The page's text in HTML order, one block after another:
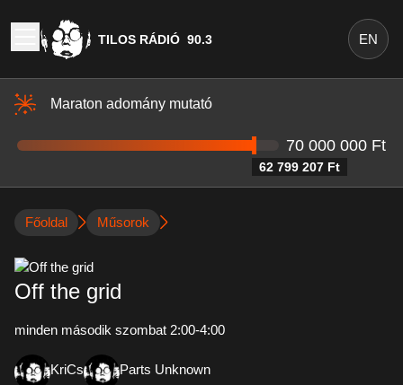
TILOS RÁDIÓ 90.3 EN
Maraton adomány mutató
62 799 207 Ft
70 000 000 Ft
Főoldal Műsorok
Off the grid
minden második szombat 2:00-4:00
KriCs Parts Unknown